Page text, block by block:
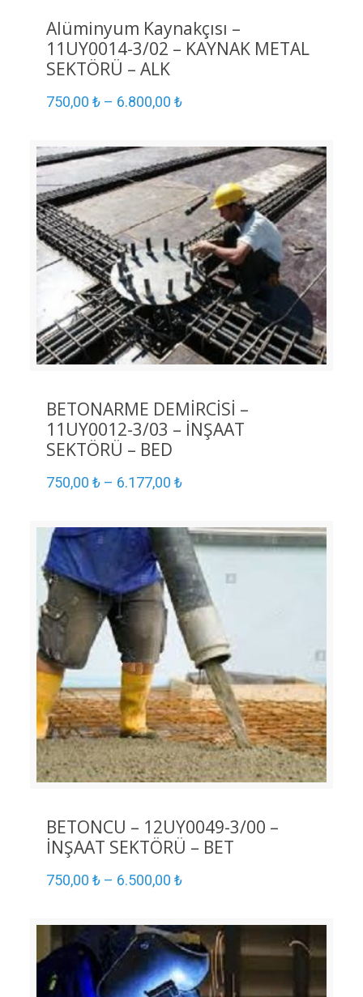
Alüminyum Kaynakçısı –
11UY0014-3/02 – KAYNAK METAL
SEKTÖRÜ – ALK
750,00 ₺– 6.800,00 ₺
BETONARME DEMİRCİSİ –
11UY0012-3/03 – İNŞAAT
SEKTÖRÜ – BED
750,00 ₺– 6.177,00 ₺
BETONCU – 12UY0049-3/00 –
İNŞAAT SEKTÖRÜ – BET
750,00 ₺– 6.500,00 ₺